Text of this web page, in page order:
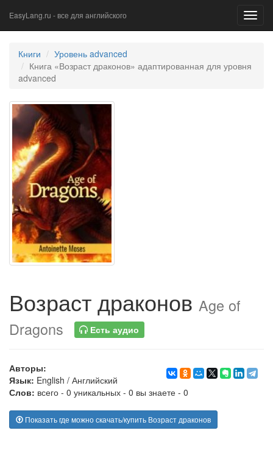
EasyLang.ru - все для английского
Книги
Уровень advanced
Книга «Возраст драконов» адаптированная для уровня
advanced
Возраст драконов Age of
Dragons
Есть аудио
Авторы:
Язык: English / Английский
Слов: всего - 0 уникальных - 0 вы знаете - 0
Показать где можно скачать/купить Возраст драконов